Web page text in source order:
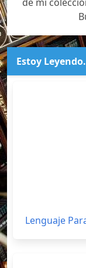
Estoy
Lenguaje